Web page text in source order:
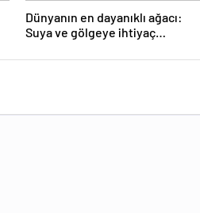
Dünyanın en dayanıklı ağacı:
Suya ve gölgeye ihtiyaç
veriyor!